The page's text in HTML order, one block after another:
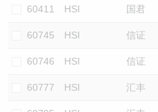
60411 HSI 国君
60745 HSI 信证
60746 HSI 信证
60777 HSI 汇丰